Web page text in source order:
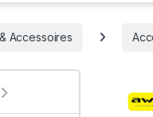
Accessoires